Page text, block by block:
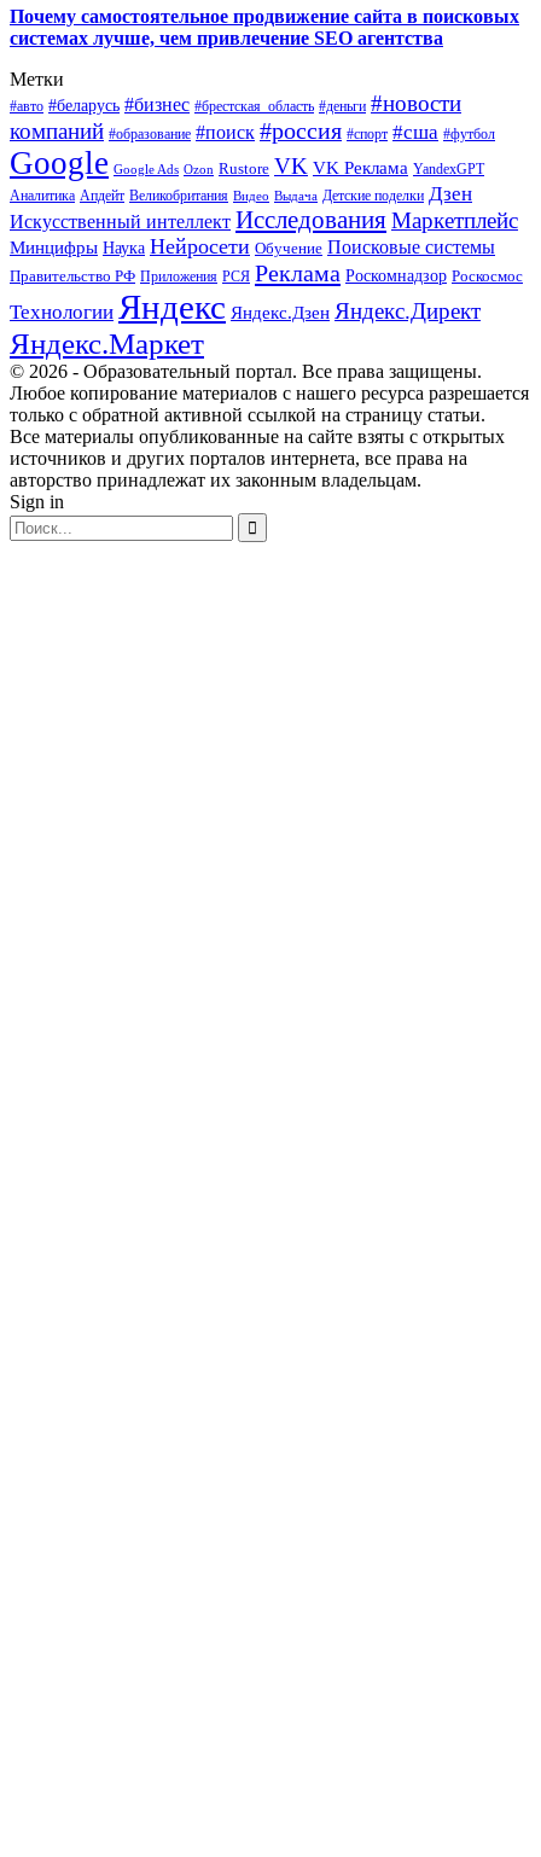
Почему самостоятельное продвижение сайта в поисковых
системах лучше, чем привлечение SEO агентства
Метки
#авто #беларусь #бизнес #брестская_область #деньги #новости
компаний #образование #поиск #россия #спорт #сша #футбол
Google Google Ads Ozon Rustore VK VK Реклама YandexGPT
Аналитика Апдейт Великобритания Видео Выдача Детские поделки Дзен
Искусственный интеллект ИсследованияМаркетплейс
Минцифры Наука Нейросети Обучение Поисковые системы
Правительство РФ Приложения РСЯ Реклама Роскомнадзор Роскосмос
Технологии Яндекс Яндекс.Дзен Яндекс.Директ
Яндекс.Маркет
© 2026 - Образовательный портал. Все права защищены.
Любое копирование материалов с нашего ресурса разрешается
только с обратной активной ссылкой на страницу статьи.
Все материалы опубликованные на сайте взяты с открытых
источников и других порталов интернета, все права на
авторство принадлежат их законным владельцам.
Sign in